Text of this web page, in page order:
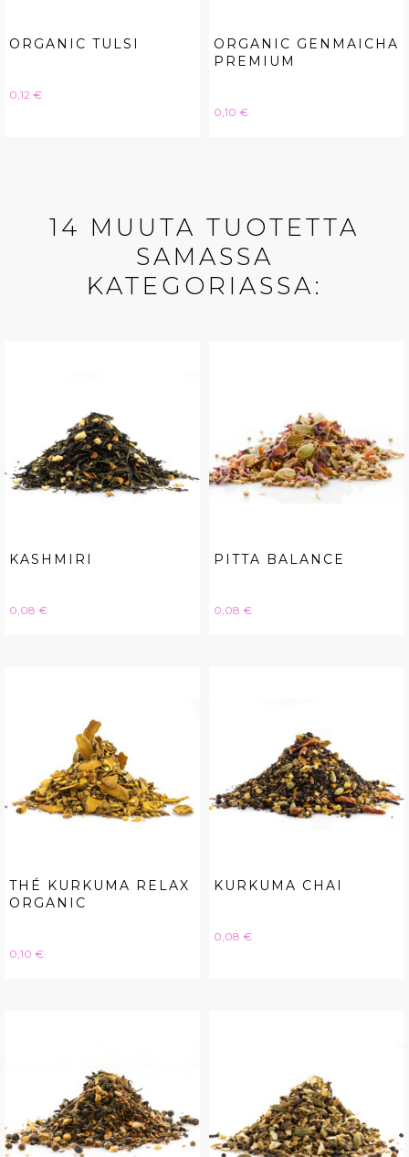
ORGANIC TULSI
Hinta
0,12 €
ORGANIC GENMAICHA
PREMIUM
Hinta
0,10 €
14 MUUTA TUOTETTA
SAMASSA
KATEGORIASSA:
KASHMIRI
Hinta
0,08 €
PITTA BALANCE
Hinta
0,08 €
THÉ KURKUMA RELAX
ORGANIC
Hinta
0,10 €
KURKUMA CHAI
Hinta
0,08 €